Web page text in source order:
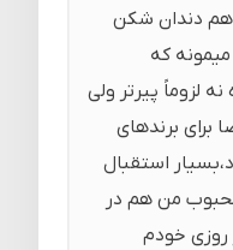
هم دندان شکن
که
لزوماً پیرتر ولی
برای برندهای
استقبال
من هم در
روزی خودم